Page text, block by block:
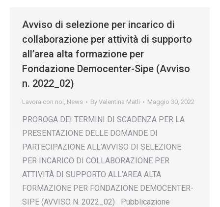
Avviso di selezione per incarico di
collaborazione per attività di supporto
all’area alta formazione per
Fondazione Democenter-Sipe (Avviso
n. 2022_02)
Lavora con noi, News By Valentina Matli Maggio 30, 2022
PROROGA DEI TERMINI DI SCADENZA PER LA
PRESENTAZIONE DELLE DOMANDE DI
PARTECIPAZIONE ALL’AVVISO DI SELEZIONE
PER INCARICO DI COLLABORAZIONE PER
ATTIVITÀ DI SUPPORTO ALL’AREA ALTA
FORMAZIONE PER FONDAZIONE DEMOCENTER-
SIPE (AVVISO N. 2022_02) Pubblicazione